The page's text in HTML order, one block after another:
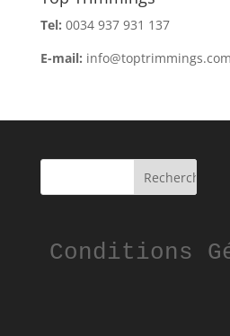
Tel: 0034 937 931 137
E-mail: info@toptrimmings.com
Conditions